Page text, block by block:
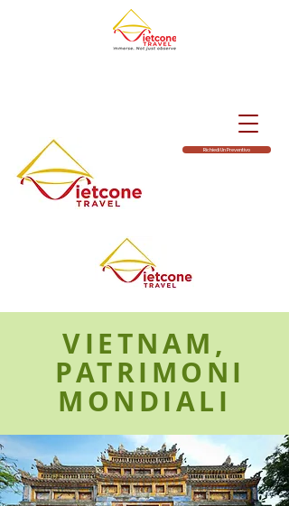
Richiedi Un Preventivo
VIETNAM,
PATRIMONI
MONDIALI